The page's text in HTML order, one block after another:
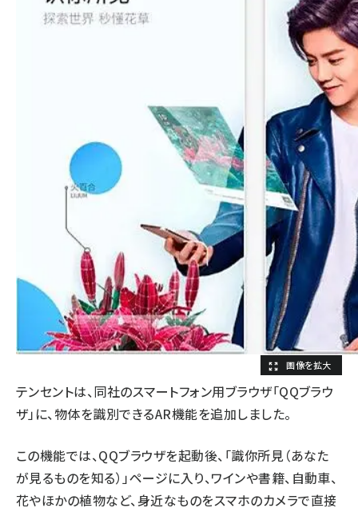
テンセントは、同社のスマートフォン用ブラウザ「QQブラウ
ザ」に、物体を識別できるAR機能を追加しました。
この機能では、QQブラウザを起動後、「識你所見（あなた
が見るものを知る）」ページに入り、ワインや書籍、自動車、
花やほかの植物など、身近なものをスマホのカメラで直接